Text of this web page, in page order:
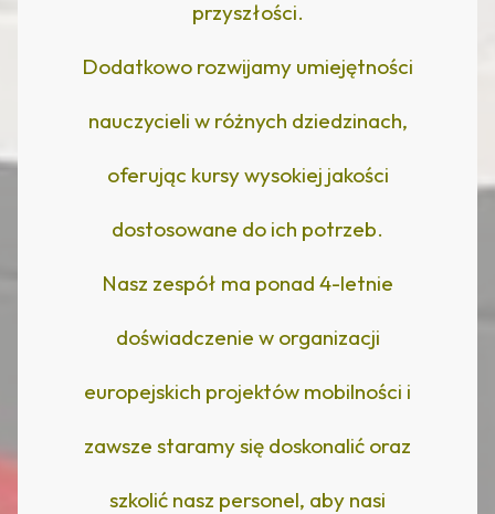
przyszłości.
Dodatkowo rozwijamy umiejętności
nauczycieli w różnych dziedzinach,
oferując kursy wysokiej jakości
dostosowane do ich potrzeb.
Nasz zespół ma ponad 4-letnie
doświadczenie w organizacji
europejskich projektów mobilności i
zawsze staramy się doskonalić oraz
szkolić nasz personel, aby nasi